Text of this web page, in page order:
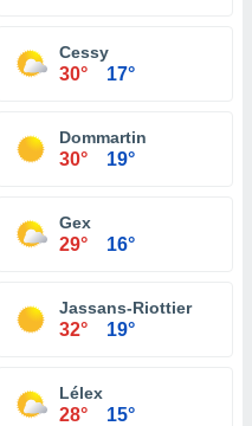
Cessy
30° 17°
Dommartin
30° 19°
Gex
29° 16°
Jassans-Riottier
32° 19°
Lélex
28° 15°